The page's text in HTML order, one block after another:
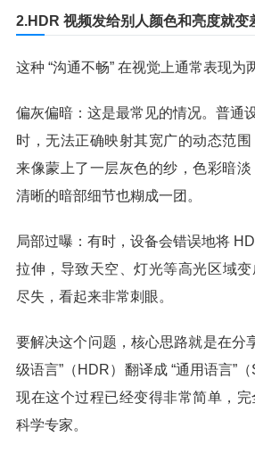
2.HDR 视频发给别人颜色和亮度就变
这种 “沟通不畅” 在视觉上通常表现为
偏灰偏暗：这是最常见的情况。普通
时，无法正确映射其宽广的动态范
来像蒙上了一层灰色的纱，色彩暗
清晰的暗部细节也糊成一团。
局部过曝：有时，设备会错误地将
拉伸，导致天空、灯光等高光区域变
尽失，看起来非常刺眼。
要解决这个问题，核心思路就是在分
级语言”（HDR）翻译成 “通用语言”
现在这个过程已经变得非常简单，
科学专家。